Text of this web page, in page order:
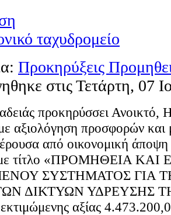
Προκηρύξεις
στις Τετάρτη, 07
προκηρύσσει Ανοικτό,
αξιολόγηση προσφορών και
από οικονομική
με τίτλο «ΠΡΟΜΗΘΕΙΑ
ΣΥΣΤΗΜΑΤΟΣ ΓΙΑ
ΔΙΚΤΥΩΝ ΥΔΡΕΥΣΗΣ
εκτιμώμενης αξίας